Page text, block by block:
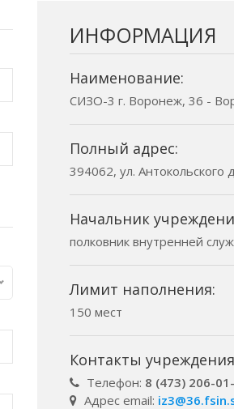
ИНФОРМАЦИЯ
Наименование:
СИЗО-3 г. Воронеж, 36 -
Полный адрес:
394062, ул. Антокольского
Начальник
полковник внутренней
Лимит наполнения:
150 мест
Контакты
Телефон: 8 (473) 206-
Адрес email: